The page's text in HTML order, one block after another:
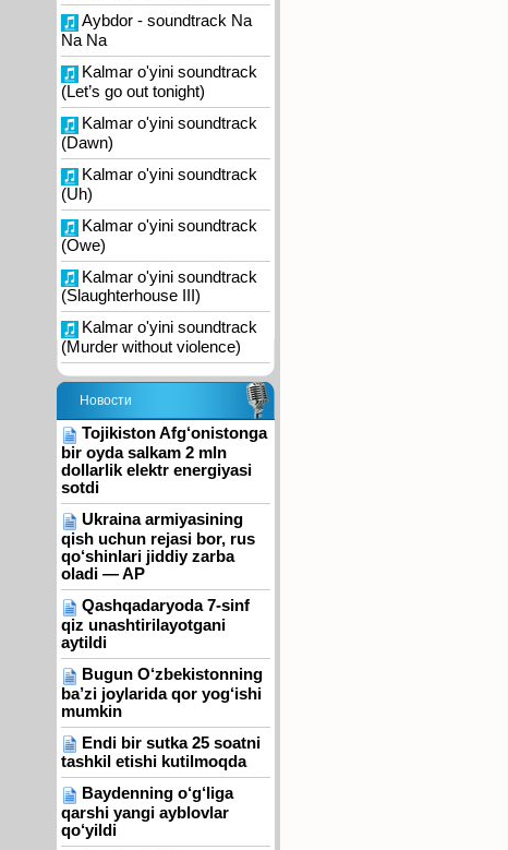
Aybdor - soundtrack Na
Na Na
Kalmar o'yini soundtrack
(Let’s go out tonight)
Kalmar o'yini soundtrack
(Dawn)
Kalmar o'yini soundtrack
(Uh)
Kalmar o'yini soundtrack
(Owe)
Kalmar o'yini soundtrack
(Slaughterhouse III)
Kalmar o'yini soundtrack
(Murder without violence)
Новости
Tojikiston Afg‘onistonga
bir oyda salkam 2 mln
dollarlik elektr energiyasi
sotdi
Ukraina armiyasining
qish uchun rejasi bor, rus
qo‘shinlari jiddiy zarba
oladi — AP
Qashqadaryoda 7-sinf
qiz unashtirilayotgani
aytildi
Bugun O‘zbekistonning
ba’zi joylarida qor yog‘ishi
mumkin
Endi bir sutka 25 soatni
tashkil etishi kutilmoqda
Baydenning o‘g‘liga
qarshi yangi ayblovlar
qo‘yildi